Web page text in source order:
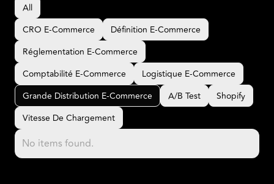
All
CRO E-Commerce
Définition E-Commerce
Définition E-Commerce
Réglementation E-Commerce
Réglementation E-Commerce
Comptabilité E-Commerce
Comptabilité E-Commerce
Logistique E-Commerce
Logistique E-Commerce
Grande Distribution E-Commerce
Grande Distribution E-Commerce
A/B Test
A/B Test
Shopify
Shopify
Vitesse De Chargement
No items found.